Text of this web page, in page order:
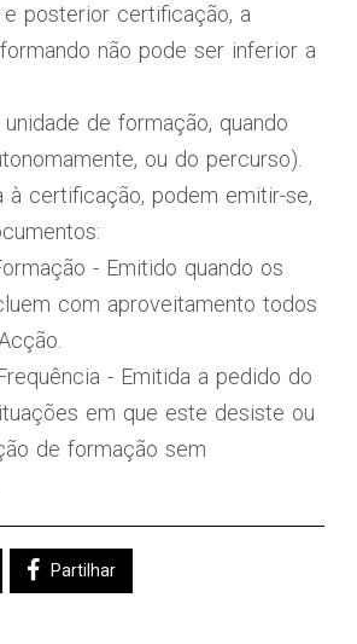
posterior certificação, a
não pode ser inferior a
de formação, quando
ou do percurso).
à certificação, podem emitir-se,
- Emitido quando os
com aproveitamento todos
- Emitida a pedido do
em que este desiste ou
de formação sem
Partilhar